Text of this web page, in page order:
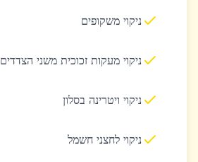
ניקוי משקופים
ניקוי מעקות זכוכית משני הצדדים
ניקוי ויטרינה בסלון
ניקוי לחצני חשמל